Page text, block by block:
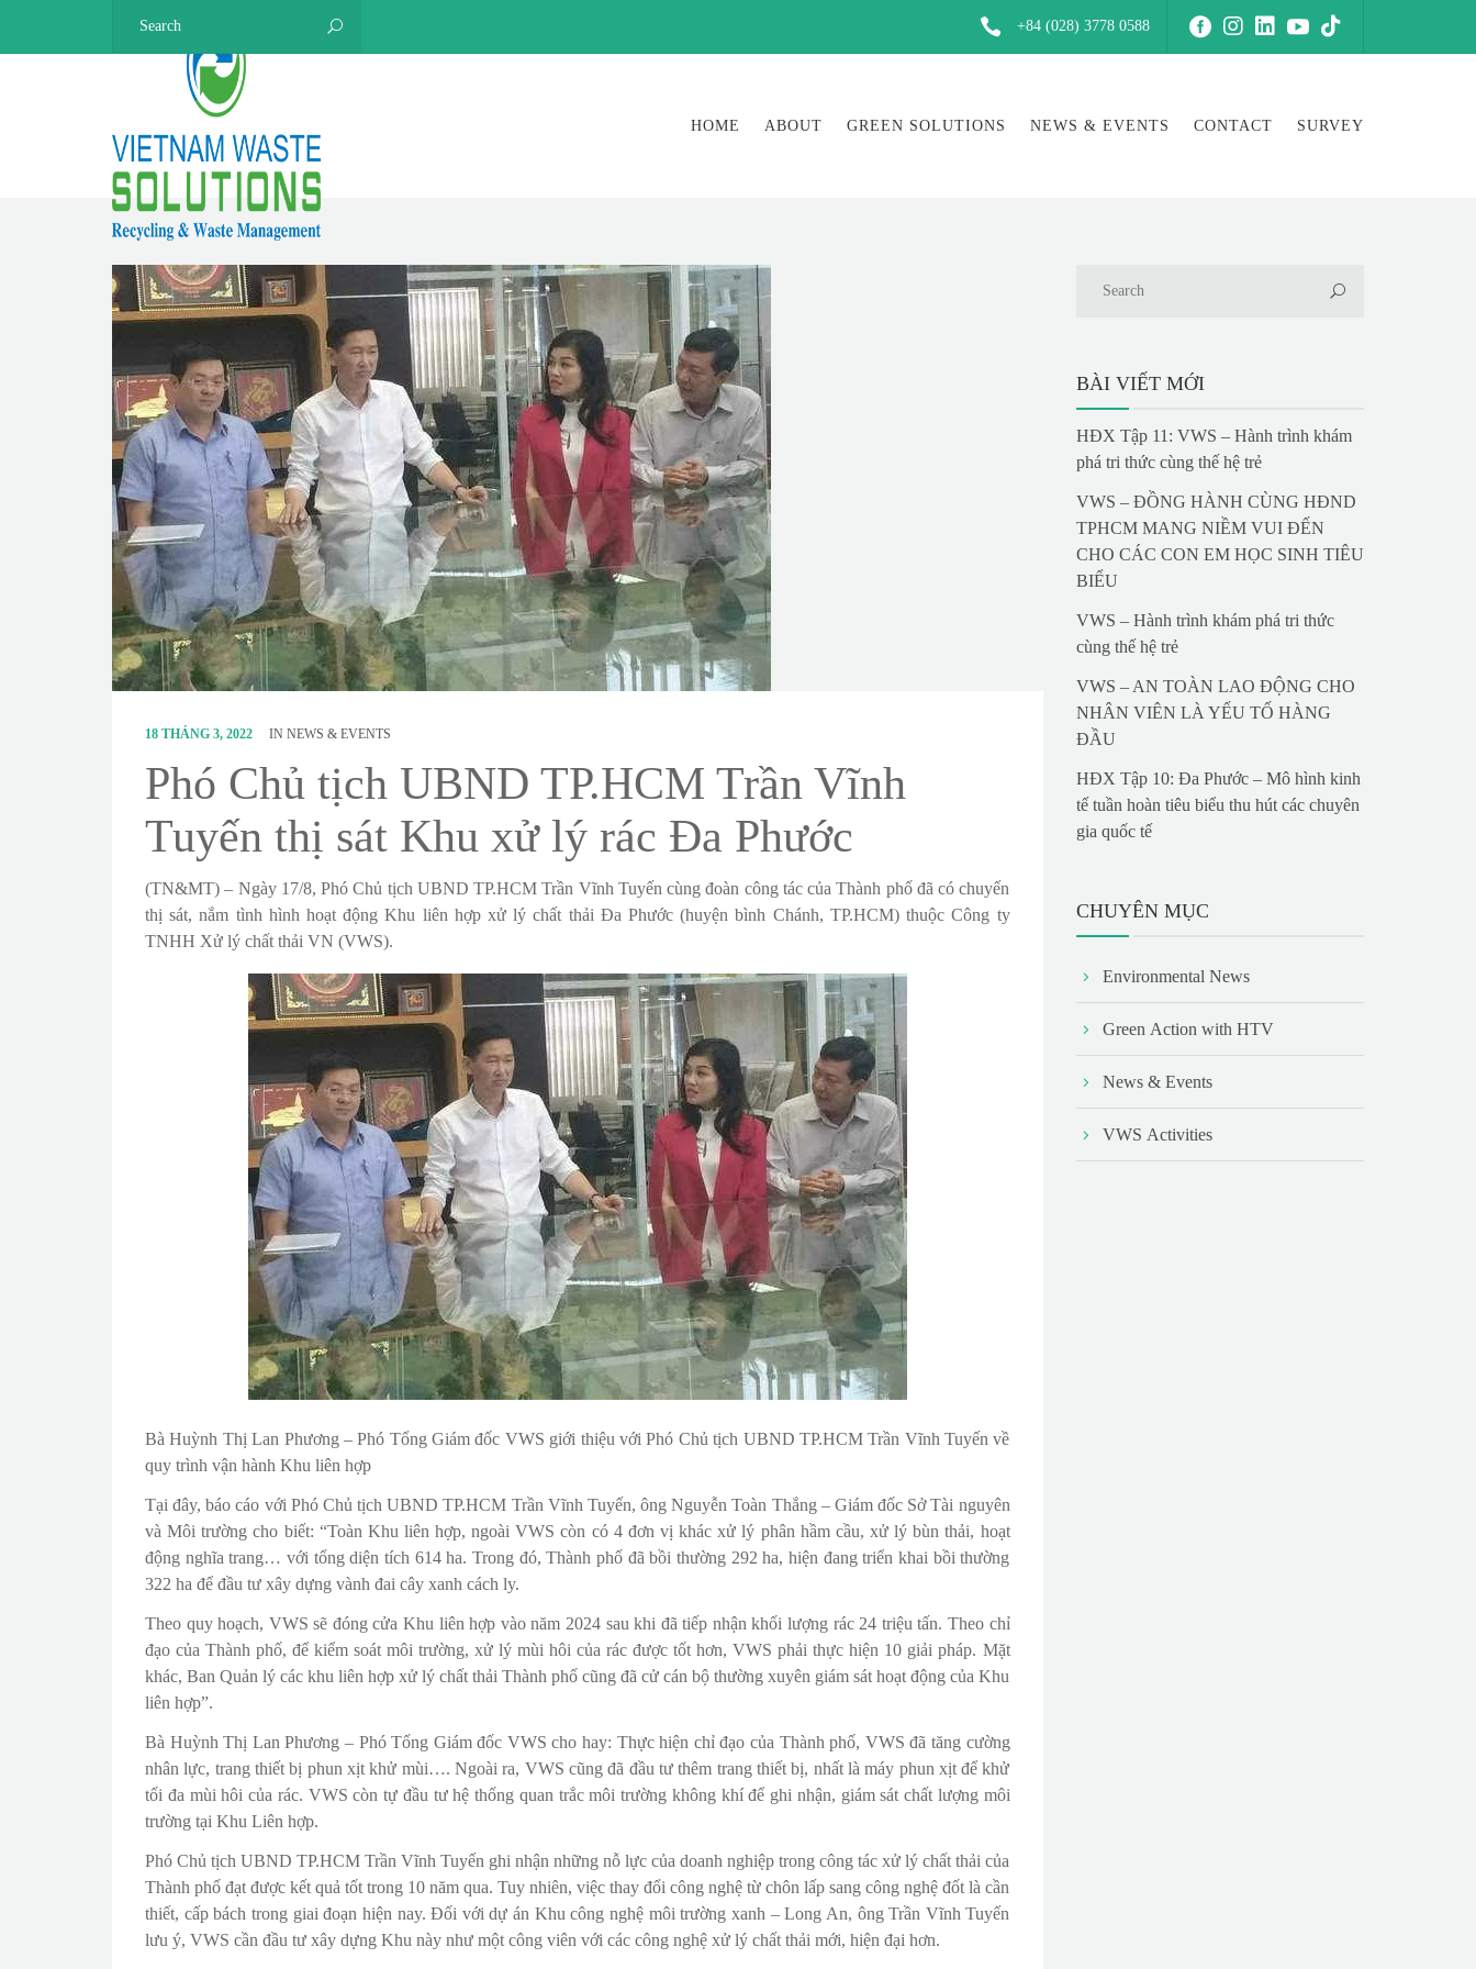
+84 (028) 3778 0588
HOME ABOUT GREEN SOLUTIONS NEWS & EVENTS CONTACT SURVEY
18 THÁNG 3, 2022 IN NEWS & EVENTS
Phó Chủ tịch UBND TP.HCM Trần Vĩnh
Tuyến thị sát Khu xử lý rác Đa Phước
(TN&MT) – Ngày 17/8, Phó Chủ tịch UBND TP.HCM Trần Vĩnh Tuyến cùng đoàn công tác của Thành phố đã có chuyến
thị sát, nắm tình hình hoạt động Khu liên hợp xử lý chất thải Đa Phước (huyện bình Chánh, TP.HCM) thuộc Công ty
TNHH Xử lý chất thải VN (VWS).
Bà Huỳnh Thị Lan Phương – Phó Tổng Giám đốc VWS giới thiệu với Phó Chủ tịch UBND TP.HCM Trần Vĩnh Tuyến về
quy trình vận hành Khu liên hợp
Tại đây, báo cáo với Phó Chủ tịch UBND TP.HCM Trần Vĩnh Tuyến, ông Nguyễn Toàn Thắng – Giám đốc Sở Tài nguyên
và Môi trường cho biết: “Toàn Khu liên hợp, ngoài VWS còn có 4 đơn vị khác xử lý phân hầm cầu, xử lý bùn thải, hoạt
động nghĩa trang… với tổng diện tích 614 ha. Trong đó, Thành phố đã bồi thường 292 ha, hiện đang triển khai bồi thường
322 ha để đầu tư xây dựng vành đai cây xanh cách ly.
Theo quy hoạch, VWS sẽ đóng cửa Khu liên hợp vào năm 2024 sau khi đã tiếp nhận khối lượng rác 24 triệu tấn. Theo chỉ
đạo của Thành phố, để kiểm soát môi trường, xử lý mùi hôi của rác được tốt hơn, VWS phải thực hiện 10 giải pháp. Mặt
khác, Ban Quản lý các khu liên hợp xử lý chất thải Thành phố cũng đã cử cán bộ thường xuyên giám sát hoạt động của Khu
liên hợp”.
Bà Huỳnh Thị Lan Phương – Phó Tổng Giám đốc VWS cho hay: Thực hiện chỉ đạo của Thành phố, VWS đã tăng cường
nhân lực, trang thiết bị phun xịt khử mùi…. Ngoài ra, VWS cũng đã đầu tư thêm trang thiết bị, nhất là máy phun xịt để khử
tối đa mùi hôi của rác. VWS còn tự đầu tư hệ thống quan trắc môi trường không khí để ghi nhận, giám sát chất lượng môi
trường tại Khu Liên hợp.
Phó Chủ tịch UBND TP.HCM Trần Vĩnh Tuyến ghi nhận những nỗ lực của doanh nghiệp trong công tác xử lý chất thải của
Thành phố đạt được kết quả tốt trong 10 năm qua. Tuy nhiên, việc thay đổi công nghệ từ chôn lấp sang công nghệ đốt là cần
thiết, cấp bách trong giai đoạn hiện nay. Đối với dự án Khu công nghệ môi trường xanh – Long An, ông Trần Vĩnh Tuyến
lưu ý, VWS cần đầu tư xây dựng Khu này như một công viên với các công nghệ xử lý chất thải mới, hiện đại hơn.
BÀI VIẾT MỚI
HĐX Tập 11: VWS – Hành trình khám
phá tri thức cùng thế hệ trẻ
VWS – ĐỒNG HÀNH CÙNG HĐND
TPHCM MANG NIỀM VUI ĐẾN
CHO CÁC CON EM HỌC SINH TIÊU
BIỂU
VWS – Hành trình khám phá tri thức
cùng thế hệ trẻ
VWS – AN TOÀN LAO ĐỘNG CHO
NHÂN VIÊN LÀ YẾU TỐ HÀNG
ĐẦU
HĐX Tập 10: Đa Phước – Mô hình kinh
tế tuần hoàn tiêu biểu thu hút các chuyên
gia quốc tế
CHUYÊN MỤC
Environmental News
Green Action with HTV
News & Events
VWS Activities